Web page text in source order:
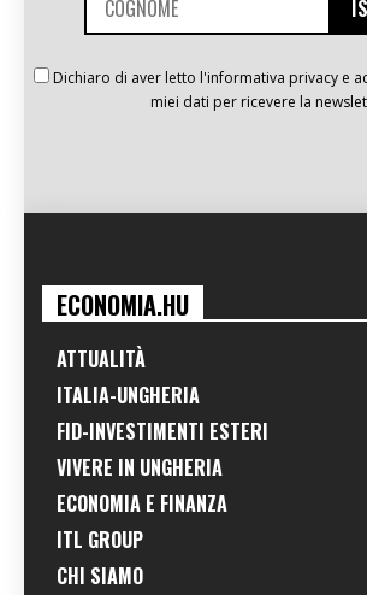
Dichiaro di aver letto l'informativa privacy e
miei dati per ricevere la
ECONOMIA.HU
ATTUALITÀ
ITALIA-UNGHERIA
FID-INVESTIMENTI ESTERI
VIVERE IN UNGHERIA
ECONOMIA E FINANZA
ITL GROUP
CHI SIAMO